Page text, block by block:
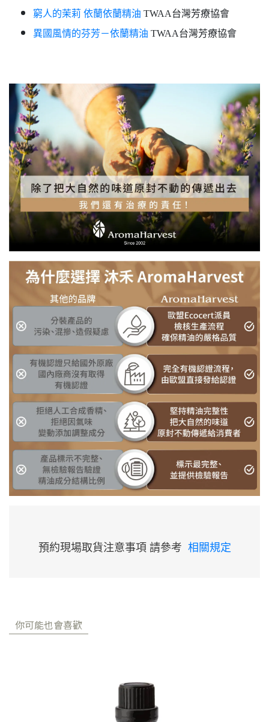
窮人的茉莉 依蘭依蘭精油 TWAA台灣芳療協會
異國風情的芬芳－依蘭精油 TWAA台灣芳療協會
預約現場取貨注意事項 請參考 相關規定
你可能也會喜歡